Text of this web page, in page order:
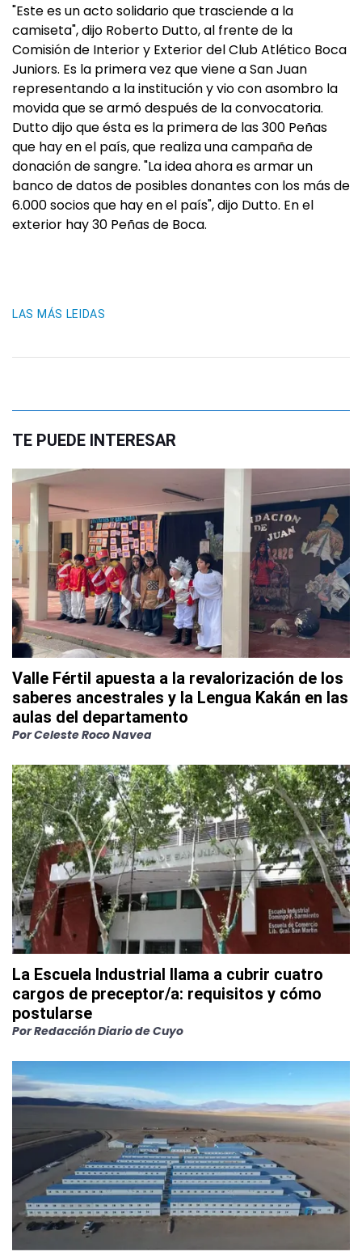
"Este es un acto solidario que trasciende a la
camiseta", dijo Roberto Dutto, al frente de la
Comisión de Interior y Exterior del Club Atlético Boca
Juniors. Es la primera vez que viene a San Juan
representando a la institución y vio con asombro la
movida que se armó después de la convocatoria.
Dutto dijo que ésta es la primera de las 300 Peñas
que hay en el país, que realiza una campaña de
donación de sangre. "La idea ahora es armar un
banco de datos de posibles donantes con los más de
6.000 socios que hay en el país", dijo Dutto. En el
exterior hay 30 Peñas de Boca.
LAS MÁS LEIDAS
TE PUEDE INTERESAR
Valle Fértil apuesta a la revalorización de los
saberes ancestrales y la Lengua Kakán en las
aulas del departamento
PorCeleste Roco Navea
La Escuela Industrial llama a cubrir cuatro
cargos de preceptor/a: requisitos y cómo
postularse
PorRedacción Diario de Cuyo